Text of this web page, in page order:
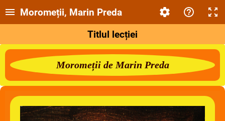
Moromeții, Marin Preda
Titlul lecției
Moromeții de Marin Preda